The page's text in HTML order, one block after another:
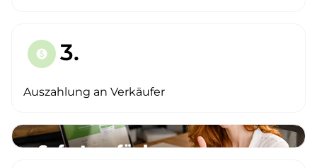
paid 3.
Auszahlung an Verkäufer